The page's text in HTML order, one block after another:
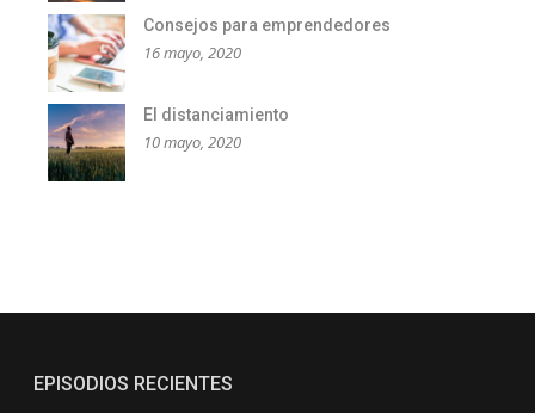
Consejos para emprendedores
16 mayo, 2020
El distanciamiento
10 mayo, 2020
EPISODIOS RECIENTES